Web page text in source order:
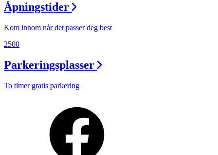
Åpningstider
Kom innom når det passer deg best
2500
Parkeringsplasser
To timer gratis parkering